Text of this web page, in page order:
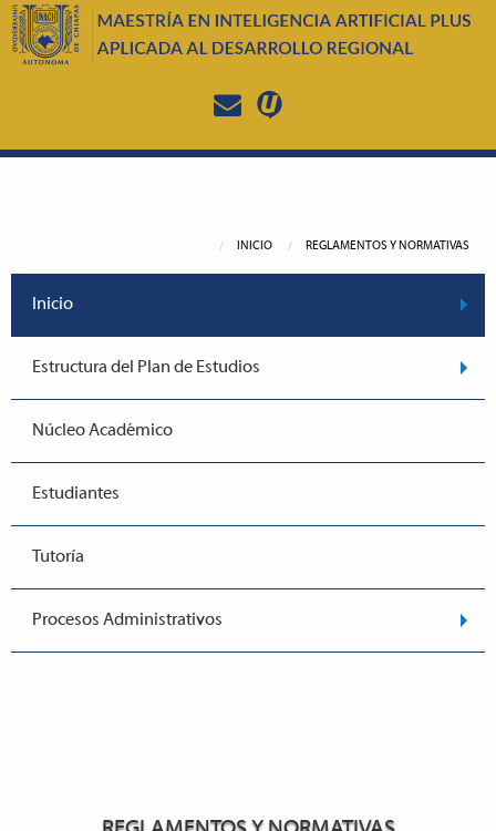
INICIO REGLAMENTOS Y NORMATIVAS
Inicio
Estructura del Plan de Estudios
Núcleo Académico
Estudiantes
Tutoría
Procesos Administrativos